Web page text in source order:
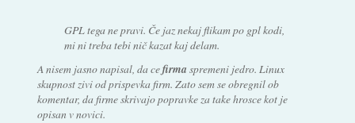
GPL tega ne pravi. Če jaz nekaj flikam po gpl kodi,
mi ni treba tebi nič kazat kaj delam.
A nisem jasno napisal, da cefirma spremeni jedro. Linux
skupnost zivi od prispevka firm. Zato sem se obregnil ob
komentar, da firme skrivajo popravke za take hrosce kot je
opisan v novici.